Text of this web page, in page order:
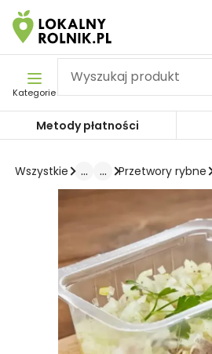
Pomiń nawigację
Kategorie
Metody płatności
Wszystkie ... ... Przetwory rybne